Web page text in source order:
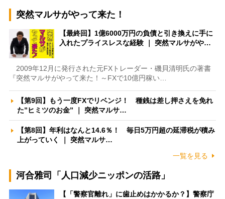
突然マルサがやって来た！
【最終回】1億6000万円の負債と引き換えに手に
入れたプライスレスな経験 ｜ 突然マルサがや…
2009年12月に発行された元FXトレーダー・磯貝清明氏の著書
『突然マルサがやって来た！～FXで10億円稼い…
【第9回】もう一度FXでリベンジ！ 種銭は差し押さえを免れ
た”ヒミツのお金” ｜ 突然マルサ…
【第8回】年利はなんと14.6％！ 毎日5万円超の延滞税が積み
上がっていく ｜ 突然マルサ…
一覧を見る
河合雅司「人口減少ニッポンの活路」
【「警察官離れ」に歯止めはかかるか？】警察庁